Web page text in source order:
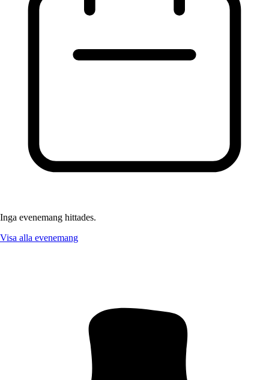
Inga evenemang hittades.
Visa alla evenemang